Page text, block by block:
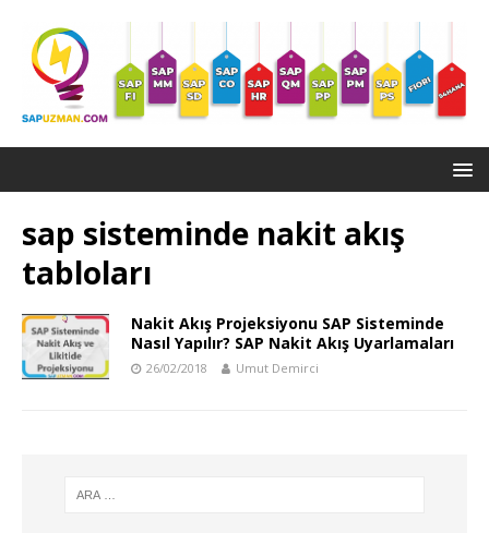
sap sisteminde nakit akış
tabloları
Nakit Akış Projeksiyonu SAP Sisteminde
Nasıl Yapılır? SAP Nakit Akış Uyarlamaları
26/02/2018 Umut Demirci